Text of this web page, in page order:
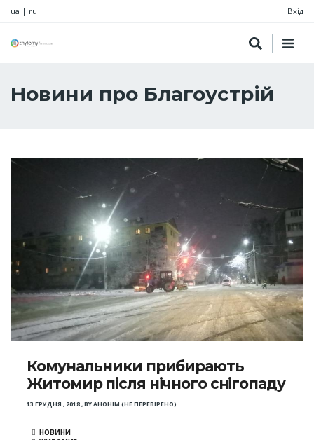
ua | ru Вхід
Новини про Благоустрій
Комунальники прибирають
Житомир після нічного снігопаду
13 ГРУДНЯ , 2018,BYАНОНІМ (НЕ ПЕРЕВІРЕНО)
НОВИНИ